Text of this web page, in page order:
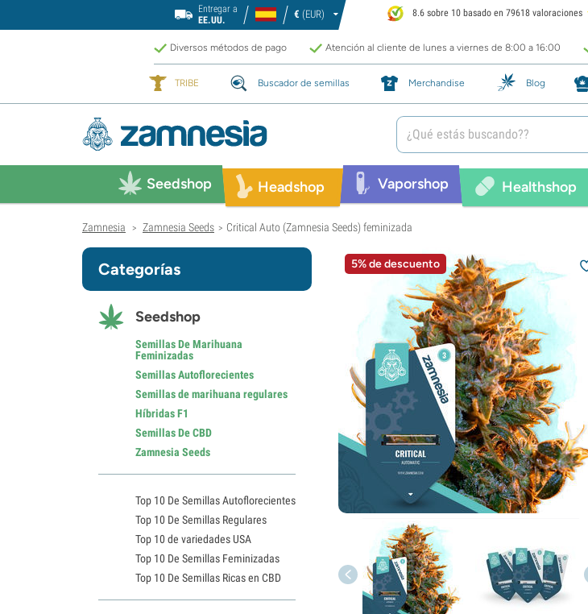
Entregar a
EE.UU.
€ (EUR) 8.6 sobre 10 basado en 79618 valoraciones
Diversos métodos de pago Atención al cliente de lunes a viernes de 8:00 a 16:00
TRIBE Buscador de semillas Merchandise Blog
Seedshop Headshop Vaporshop Healthshop
Zamnesia > Zamnesia Seeds > Critical Auto (Zamnesia Seeds) feminizada
5% de descuento
Categorías
Seedshop
Semillas De Marihuana
Feminizadas
Semillas Autoflorecientes
Semillas de marihuana regulares
Híbridas F1
Semillas De CBD
Zamnesia Seeds
Top 10 De Semillas Autoflorecientes
Top 10 De Semillas Regulares
Top 10 de variedades USA
Top 10 De Semillas Feminizadas
Top 10 De Semillas Ricas en CBD